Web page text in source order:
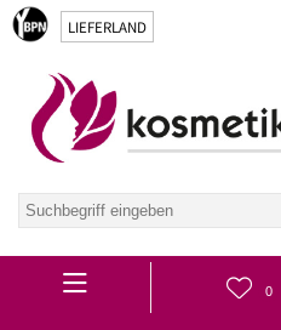
LIEFERLAND
Hauptmenü
0